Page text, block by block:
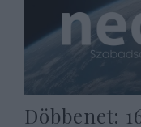
Döbbenet: